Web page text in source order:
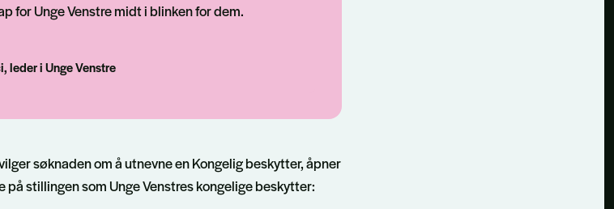
for Unge Venstre midt i blinken for dem.
leder i Unge Venstre
søknaden om å utnevne en Kongelig beskytter, åpner
på stillingen som Unge Venstres kongelige beskytter: